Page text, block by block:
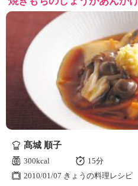
髙城 順子
300kcal
15分
2010/01/07 きょうの料理レシピ